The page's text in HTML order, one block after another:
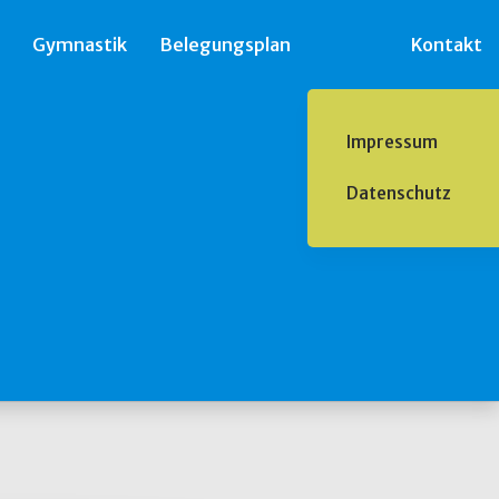
Gymnastik Belegungsplan Kontakt
Impressum
Datenschutz